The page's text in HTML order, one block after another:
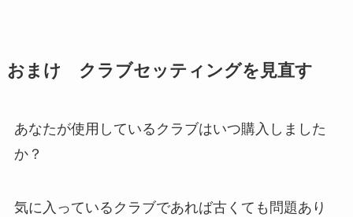
おまけ クラブセッティングを見直す
あなたが使用しているクラブはいつ購入しました
か？
気に入っているクラブであれば古くても問題あり